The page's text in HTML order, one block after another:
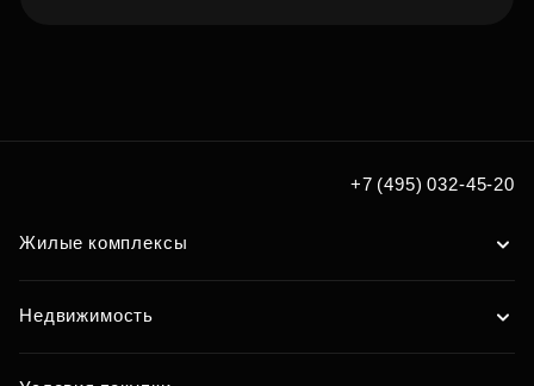
+7 (495) 032-45-20
Жилые комплексы
Недвижимость